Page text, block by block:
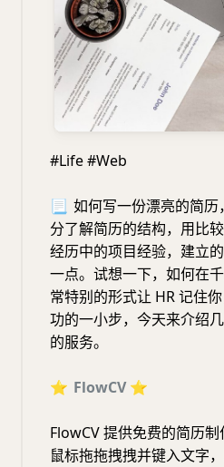
#Life #Web
📃 如何写一份漂亮的简
分了解简历的结构，用比
经历中的项目经验，建立
一点。试想一下，如何在
常特别的形式让 HR 记住
功的一小步，今天来介绍
的服务。
⭐️ FlowCV ⭐️
FlowCV 提供免费的简历
鼠标拖拖拽拽并键入文字